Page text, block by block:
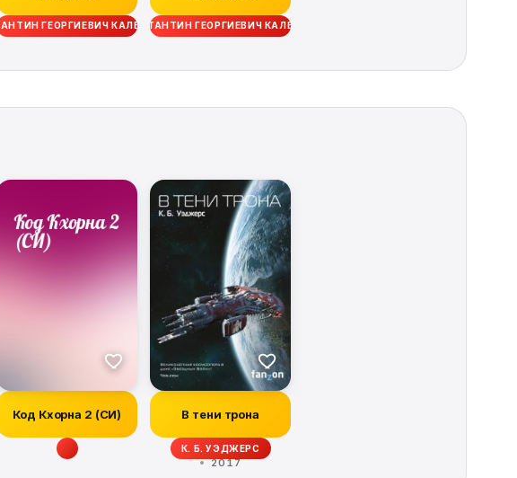
ГЕОРГИЕВИЧ КАЛБАНОВКОНСТАНТИН ГЕОРГИЕВИЧ КАЛБАНОВ
ОКС, МЭТТ ФОРБЕК, ИВОНН НАВАРРО, КИТ ДЕ КАНДИДО, РЭЙ ГАРТОН, КРИСТОФЕР
Код Кхорна 2 (СИ) В тени трона
К. Б. УЭДЖЕРС
2017